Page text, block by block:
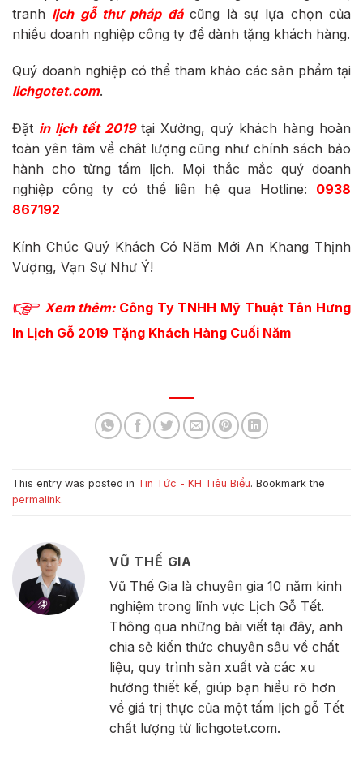
tranh lịch gỗ thư pháp đácũng là sự lựa chọn của
nhiều doanh nghiệp công ty để dành tặng khách hàng.
Quý doanh nghiệp có thể tham khảo các sản phẩm tại
lichgotet.com.
Đặt in lịch tết 2019tại Xưởng, quý khách hàng hoàn
toàn yên tâm về chât lượng cũng như chính sách bảo
hành cho từng tấm lịch. Mọi thắc mắc quý doanh
nghiệp công ty có thể liên hệ qua Hotline: 0938
867192
Kính Chúc Quý Khách Có Năm Mới An Khang Thịnh
Vượng, Vạn Sự Như Ý!
Xemthêm: Công Ty TNHH Mỹ Thuật Tân Hưng
In Lịch Gỗ 2019 Tặng Khách Hàng Cuối Năm
This entry was posted in Tin Tức - KH Tiêu Biểu. Bookmark the
permalink.
VŨ THẾ GIA
Vũ Thế Gia là chuyên gia 10 năm kinh
nghiệm trong lĩnh vực Lịch Gỗ Tết.
Thông qua những bài viết tại đây, anh
chia sẻ kiến thức chuyên sâu về chất
liệu, quy trình sản xuất và các xu
hướng thiết kế, giúp bạn hiểu rõ hơn
về giá trị thực của một tấm lịch gỗ Tết
chất lượng từ lichgotet.com.